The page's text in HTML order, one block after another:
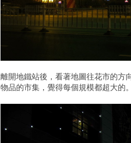
離開地鐵站後，看著地圖往花市的方
物品的市集，覺得每個規模都超大的。